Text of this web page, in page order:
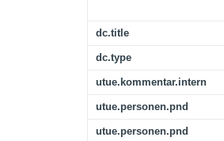
dc.title
dc.type
utue.kommentar.intern
utue.personen.pnd
utue.personen.pnd